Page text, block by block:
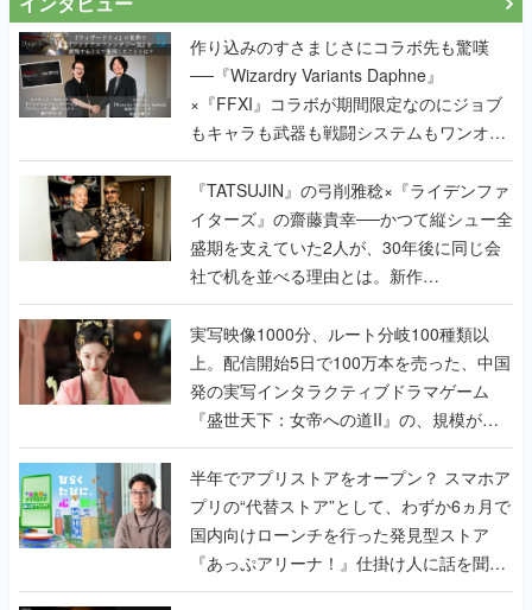
もキャラも武器も戦闘システムもワンオフ
で作り込まれた理由を両ディレクターに聞
く
『TATSUJIN』の弓削雅稔×『ライデンファ
イターズ』の齋藤貴幸──かつて縦シュー全
盛期を支えていた2人が、30年後に同じ会
社で机を並べる理由とは。新作
『TATSUJIN EXTREME』で初タッグを組
んだレジェンド2人に訊く開発秘話
実写映像1000分、ルート分岐100種類以
上。配信開始5日で100万本を売った、中国
発の実写インタラクティブドラマゲーム
『盛世天下：女帝への道II』の、規模が違
うこだわりをプロデューサーに聞いた
半年でアプリストアをオープン？ スマホア
プリの“代替ストア”として、わずか6ヵ月で
国内向けローンチを行った発見型ストア
『あっぷアリーナ！』仕掛け人に話を聞い
てみた
なぜ “あの花王” がホラーゲームを作ること
になったのか？ 敵に見つからないようにマ
ジックリンでこっそり掃除する『しずかな